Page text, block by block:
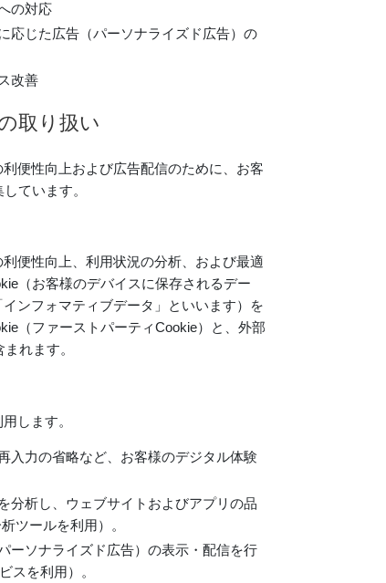
の対応
応じた広告（パーソナライズド広告）の
改善
取り扱い
便性向上および広告配信のために、お客
ています。
便性向上、利用状況の分析、および最適
（お客様のデバイスに保存されるデー
ンフォマティブデータ」といいます）を
（ファーストパーティCookie）と、外部
れます。
します。
入力の省略など、お客様のデジタル体験
分析し、ウェブサイトおよびアプリの品
ツールを利用）。
ーソナライズド広告）の表示・配信を行
スを利用）。